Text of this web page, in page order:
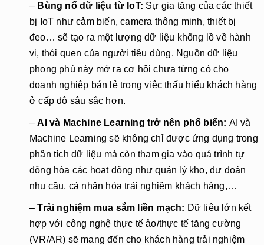
– Bùng nổ dữ liệu từ IoT: Sự gia tăng của các thiết
bị IoT như cảm biến, camera thông minh, thiết bị
đeo… sẽ tạo ra một lượng dữ liệu khổng lồ về hành
vi, thói quen của người tiêu dùng. Nguồn dữ liệu
phong phú này mở ra cơ hội chưa từng có cho
doanh nghiệp bán lẻ trong việc thấu hiểu khách hàng
ở cấp độ sâu sắc hơn.
–AI và Machine Learning trở nên phổ biến: AI và
Machine Learning sẽ không chỉ được ứng dụng trong
phân tích dữ liệu mà còn tham gia vào quá trình tự
động hóa các hoạt động như quản lý kho, dự đoán
nhu cầu, cá nhân hóa trải nghiệm khách hàng,…
–Trải nghiệm mua sắm liền mạch: Dữ liệu lớn kết
hợp với công nghệ thực tế ảo/thực tế tăng cường
(VR/AR) sẽ mang đến cho khách hàng trải nghiệm